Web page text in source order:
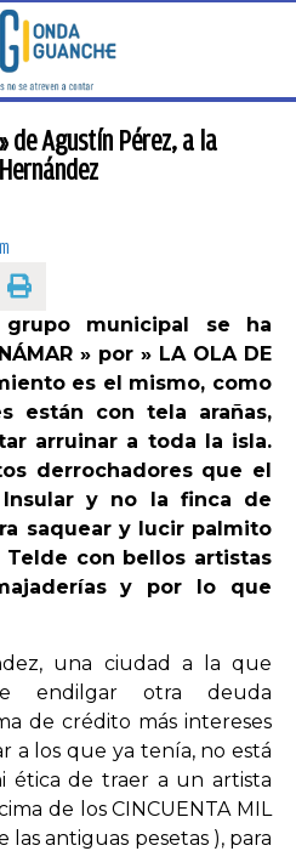
de Agustín Pérez, a la
municipal se ha
» por » LA OLA DE
es el mismo, como
están con tela arañas,
arruinar a toda la isla.
derrochadores que el
y no la finca de
saquear y lucir palmito
con bellos artistas
y por lo que
una ciudad a la que
endilgar otra deuda
de crédito más intereses
a los que ya tenía, no está
ética de traer a un artista
de los CINCUENTA MIL
las antiguas pesetas ), para